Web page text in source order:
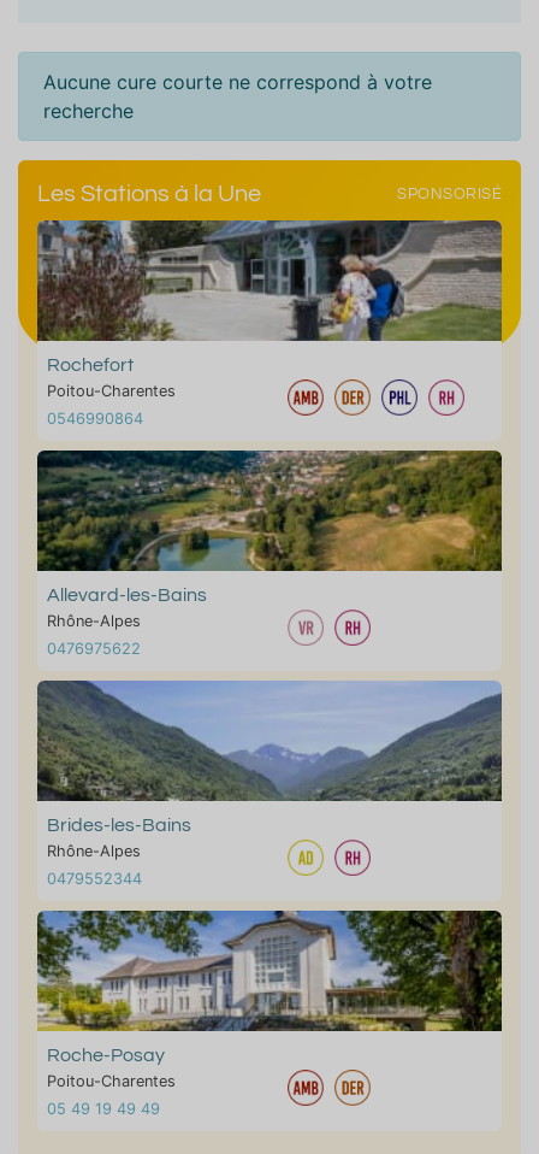
Aucune cure courte ne correspond à votre
recherche
Les Stations à la Une SPONSORISÉ
Rochefort
Poitou-Charentes
0546990864
Allevard-les-Bains
Rhône-Alpes
0476975622
Brides-les-Bains
Rhône-Alpes
0479552344
Roche-Posay
Poitou-Charentes
05 49 19 49 49